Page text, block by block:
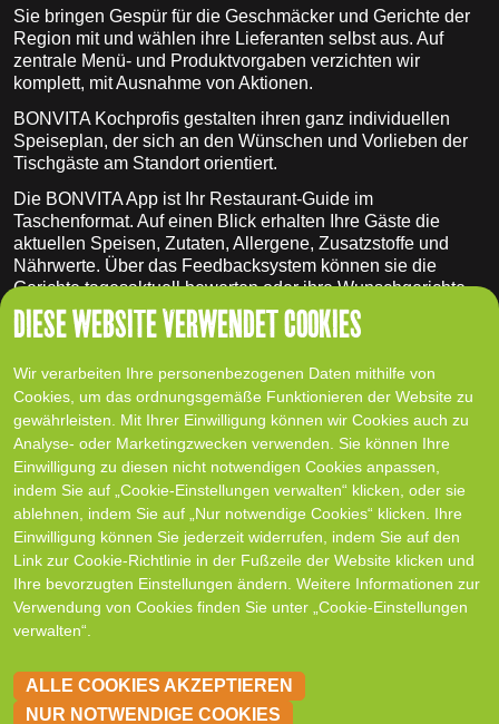
DIESE WEBSITE VERWENDET COOKIES
Wir verarbeiten Ihre personenbezogenen Daten mithilfe von
Cookies, um das ordnungsgemäße Funktionieren der Website zu
gewährleisten. Mit Ihrer Einwilligung können wir Cookies auch zu
Analyse- oder Marketingzwecken verwenden. Sie können Ihre
Einwilligung zu diesen nicht notwendigen Cookies anpassen,
indem Sie auf „Cookie-Einstellungen verwalten“ klicken, oder sie
ablehnen, indem Sie auf „Nur notwendige Cookies“ klicken. Ihre
Einwilligung können Sie jederzeit widerrufen, indem Sie auf den
Link zur Cookie-Richtlinie in der Fußzeile der Website klicken und
Ihre bevorzugten Einstellungen ändern. Weitere Informationen zur
Verwendung von Cookies finden Sie unter „Cookie-Einstellungen
verwalten“.
ALLE COOKIES AKZEPTIEREN
NUR NOTWENDIGE COOKIES
Sie bringen Gespür für die Geschmäcker und Gerichte der
Region mit und wählen ihre Lieferanten selbst aus. Auf
zentrale Menü- und Produktvorgaben verzichten wir
komplett, mit Ausnahme von Aktionen.
BONVITA Kochprofis gestalten ihren ganz individuellen
Speiseplan, der sich an den Wünschen und Vorlieben der
Tischgäste am Standort orientiert.
Die BONVITA App ist Ihr Restaurant-Guide im
Taschenformat. Auf einen Blick erhalten Ihre Gäste die
aktuellen Speisen, Zutaten, Allergene, Zusatzstoffe und
Nährwerte. Über das Feedbacksystem können sie die
Gerichte tagesaktuell bewerten oder ihre Wunschgerichte
mitteilen.